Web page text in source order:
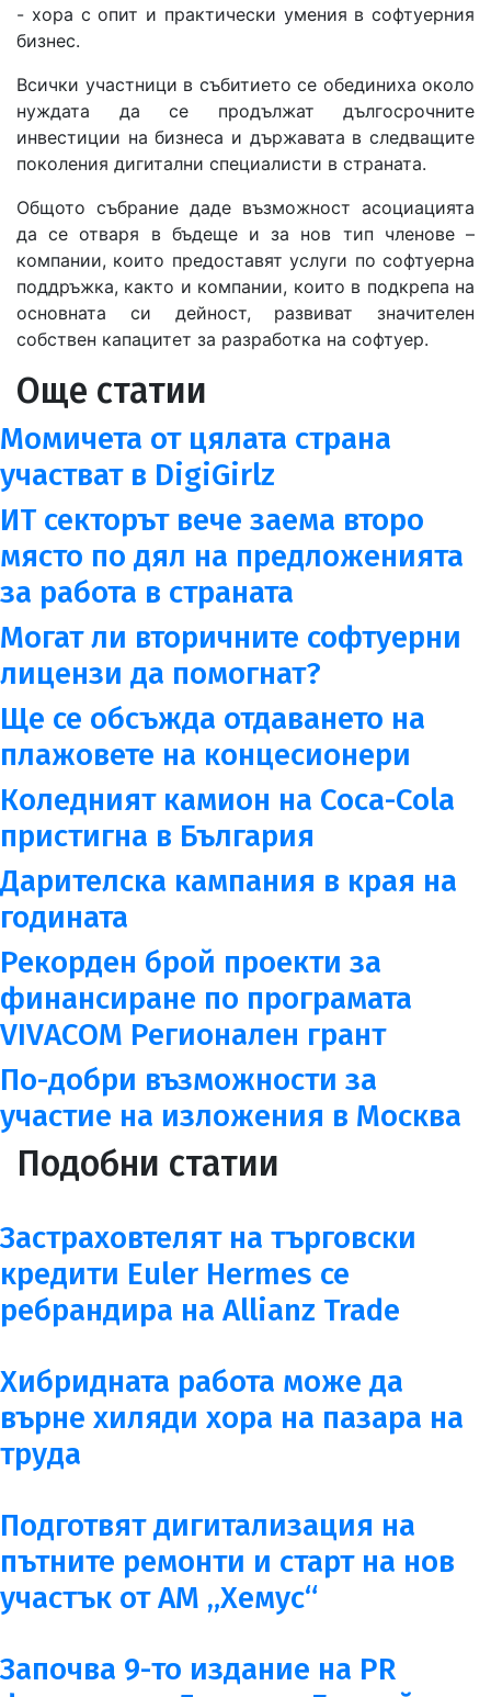
- хора с опит и практически умения в софтуерния
бизнес.
Всички участници в събитието се обединиха около
нуждата да се продължат дългосрочните
инвестиции на бизнеса и държавата в следващите
поколения дигитални специалисти в страната.
Общото събрание даде възможност асоциацията
да се отваря в бъдеще и за нов тип членове –
компании, които предоставят услуги по софтуерна
поддръжка, както и компании, които в подкрепа на
основната си дейност, развиват значителен
собствен капацитет за разработка на софтуер.
Още статии
Момичета от цялата страна
участват в DigiGirlz
ИТ секторът вече заема второ
място по дял на предложенията
за работа в страната
Могат ли вторичните софтуерни
лицензи да помогнат?
Ще се обсъжда отдаването на
плажовете на концесионери
Коледният камион на Coca-Cola
пристигна в България
Дарителска кампания в края на
годината
Рекорден брой проекти за
финансиране по програмата
VIVACOM Регионален грант
По-добри възможности за
участие на изложения в Москва
Подобни статии
Застраховтелят на търговски
кредити Euler Hermes се
ребрандира на Allianz Trade
Хибридната работа може да
върне хиляди хора на пазара на
труда
Подготвят дигитализация на
пътните ремонти и старт на нов
участък от АМ „Хемус“
Започва 9-то издание на PR